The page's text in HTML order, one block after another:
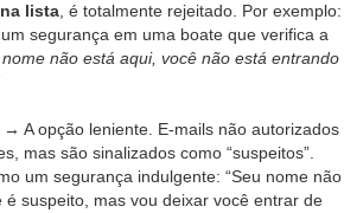
lista , é totalmente rejeitado. Por exemplo:
segurança em uma boate que verifica a
nome não está aqui, você não está entrando
→ A opção leniente. E-mails não autorizados
mas são sinalizados como “suspeitos”.
um segurança indulgente: “Seu nome não
é suspeito, mas vou deixar você entrar de